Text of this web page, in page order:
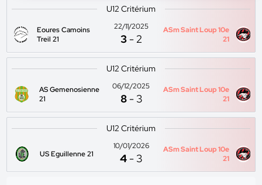
U12 Critérium
Eoures Camoins
Treil 21
22/11/2025
3 -2
ASm Saint Loup 10e
21
U12 Critérium
AS Gemenosienne
21
06/12/2025
8 - 3
ASm Saint Loup 10e
21
U12 Critérium
US Eguillenne 21
10/01/2026
4 - 3
ASm Saint Loup 10e
21